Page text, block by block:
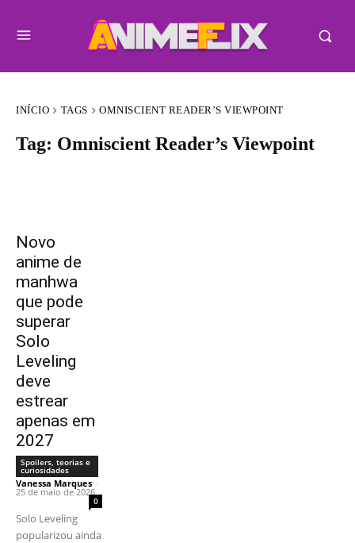
INÍCIO TAGS OMNISCIENT READER’S VIEWPOINT
Tag: Omniscient Reader’s Viewpoint
Novo
anime de
manhwa
que pode
superar
Solo
Leveling
deve
estrear
apenas em
2027
Spoilers, teorias e
curiosidades
Vanessa Marques -
25 de maio de 2026
0
Solo Leveling
popularizou ainda